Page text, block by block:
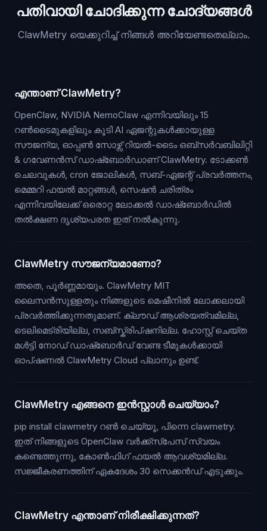
പതിവായി ചോദിക്കുന്ന ചോദ്യങ്ങൾ
ClawMetry യെക്കുറിച്ച് നിങ്ങൾ അറിയേണ്ടതെല്ലാം.
എന്താണ് ClawMetry?
OpenClaw, NVIDIA NemoClaw എന്നിവയിലും 15
റൺടൈമുകളിലും കൂടി AI ഏജന്റുകൾക്കായുള്ള
സൗജന്യ, ഓപ്പൺ സോഴ്സ് റിയൽ-ടൈം ഒബ്സർവബിലിറ്റി
& ഗവേണൻസ് ഡാഷ്ബോർഡാണ് ClawMetry. ടോക്കൺ
ചെലവുകൾ, cron ജോലികൾ, സബ്-ഏജന്റ് പ്രവർത്തനം,
മെമ്മറി ഫയൽ മാറ്റങ്ങൾ, സെഷൻ ചരിത്രം
എന്നിവയിലേക്ക് ഒരൊറ്റ ലോക്കൽ ഡാഷ്ബോർഡിൽ
തൽക്ഷണ ദൃശ്യപരത ഇത് നൽകുന്നു.
ClawMetry സൗജന്യമാണോ?
അതെ, പൂർണ്ണമായും. ClawMetry MIT
ലൈസൻസുള്ളതും നിങ്ങളുടെ മെഷീനിൽ ലോക്കലായി
പ്രവർത്തിക്കുന്നതുമാണ്. ക്ലൗഡ് ആശ്രയത്വമില്ല,
ടെലിമെട്രിയില്ല, സബ്സ്ക്രിപ്ഷനില്ല. ഹോസ്റ്റ് ചെയ്ത
മൾട്ടി നോഡ് ഡാഷ്ബോർഡ് വേണ്ട ടീമുകൾക്കായി
ഓപ്ഷണൽ ClawMetry Cloud പ്ലാനും ഉണ്ട്.
ClawMetry എങ്ങനെ ഇൻസ്റ്റാൾ ചെയ്യാം?
pip install clawmetry റൺ ചെയ്യൂ, പിന്നെ clawmetry.
ഇത് നിങ്ങളുടെ OpenClaw വർക്ക്സ്പേസ് സ്വയം
കണ്ടെത്തുന്നു, കോൺഫിഗ് ഫയൽ ആവശ്യമില്ല.
സജ്ജീകരണത്തിന് ഏകദേശം 30 സെക്കൻഡ് എടുക്കും.
ClawMetry എന്താണ് നിരീക്ഷിക്കുന്നത്?